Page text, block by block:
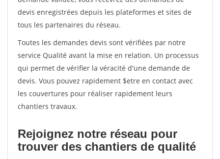
devis enregistrées depuis les plateformes et sites de
tous les partenaires du réseau.
Toutes les demandes devis sont vérifiées par notre
service Qualité avant la mise en relation. Un processus
qui permet de vérifier la véracité d'une demande de
devis. Vous pouvez rapidement $etre en contact avec
les couvertures pour réaliser rapidement leurs
chantiers travaux.
Rejoignez notre réseau pour
trouver des chantiers de qualité